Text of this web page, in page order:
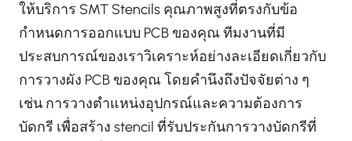
ให้บริการ SMT Stencils คุณภาพสูงที่ตรงกับข้อ
กำหนดการออกแบบ PCB ของคุณ ทีมงานที่มี
ประสบการณ์ของเราวิเคราะห์อย่างละเอียดเกี่ยวกับ
การวางผัง PCB ของคุณ โดยคำนึงถึงปัจจัยต่าง ๆ
เช่น การวางตำแหน่งอุปกรณ์และความต้องการ
บัดกรี เพื่อสร้าง stencil ที่รับประกันการวางบัดกรีที่